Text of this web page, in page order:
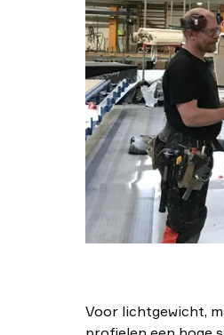
Voor lichtgewicht,